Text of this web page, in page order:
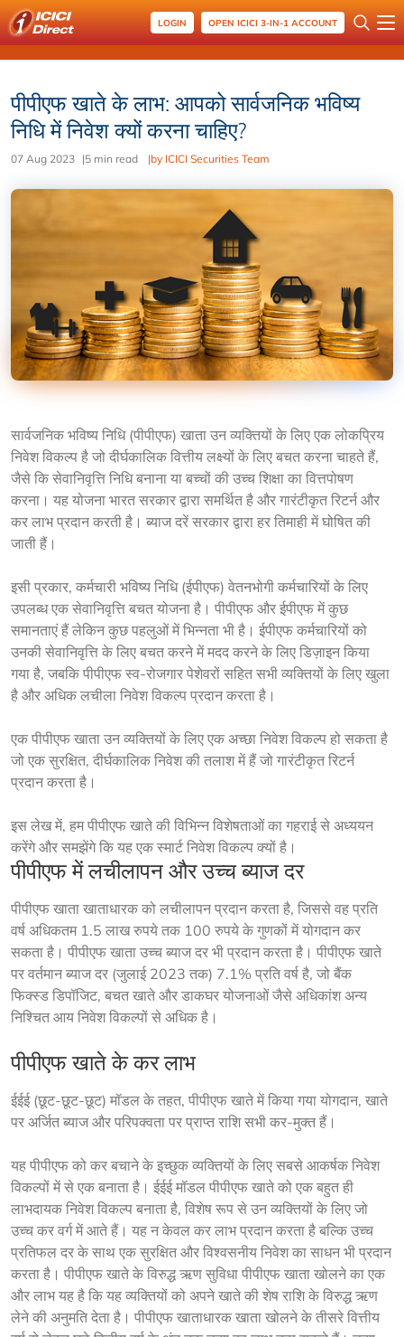
LOGIN OPEN ICICI 3-IN-1 ACCOUNT
पीपीएफ खाते के लाभ: आपको सार्वजनिक भविष्य
निधि में निवेश क्यों करना चाहिए?
07 Aug 2023 |5 min read |by ICICI Securities Team
सार्वजनिक भविष्य निधि (पीपीएफ) खाता उन व्यक्तियों के लिए एक लोकप्रिय
निवेश विकल्प है जो दीर्घकालिक वित्तीय लक्ष्यों के लिए बचत करना चाहते हैं,
जैसे कि सेवानिवृत्ति निधि बनाना या बच्चों की उच्च शिक्षा का वित्तपोषण
करना। यह योजना भारत सरकार द्वारा समर्थित है और गारंटीकृत रिटर्न और
कर लाभ प्रदान करती है। ब्याज दरें सरकार द्वारा हर तिमाही में घोषित की
जाती हैं।
इसी प्रकार, कर्मचारी भविष्य निधि (ईपीएफ) वेतनभोगी कर्मचारियों के लिए
उपलब्ध एक सेवानिवृत्ति बचत योजना है। पीपीएफ और ईपीएफ में कुछ
समानताएं हैं लेकिन कुछ पहलुओं में भिन्नता भी है। ईपीएफ कर्मचारियों को
उनकी सेवानिवृत्ति के लिए बचत करने में मदद करने के लिए डिज़ाइन किया
गया है, जबकि पीपीएफ स्व-रोजगार पेशेवरों सहित सभी व्यक्तियों के लिए खुला
है और अधिक लचीला निवेश विकल्प प्रदान करता है।
एक पीपीएफ खाता उन व्यक्तियों के लिए एक अच्छा निवेश विकल्प हो सकता है
जो एक सुरक्षित, दीर्घकालिक निवेश की तलाश में हैं जो गारंटीकृत रिटर्न
प्रदान करता है।
इस लेख में, हम पीपीएफ खाते की विभिन्न विशेषताओं का गहराई से अध्ययन
करेंगे और समझेंगे कि यह एक स्मार्ट निवेश विकल्प क्यों है।
पीपीएफ में लचीलापन और उच्च ब्याज दर
पीपीएफ खाता खाताधारक को लचीलापन प्रदान करता है, जिससे वह प्रति
वर्ष अधिकतम 1.5 लाख रुपये तक 100 रुपये के गुणकों में योगदान कर
सकता है। पीपीएफ खाता उच्च ब्याज दर भी प्रदान करता है। पीपीएफ खाते
पर वर्तमान ब्याज दर (जुलाई 2023 तक) 7.1% प्रति वर्ष है, जो बैंक
फिक्स्ड डिपॉजिट, बचत खाते और डाकघर योजनाओं जैसे अधिकांश अन्य
निश्चित आय निवेश विकल्पों से अधिक है।
पीपीएफ खाते के कर लाभ
ईईई (छूट-छूट-छूट) मॉडल के तहत, पीपीएफ खाते में किया गया योगदान, खाते
पर अर्जित ब्याज और परिपक्वता पर प्राप्त राशि सभी कर-मुक्त हैं।
यह पीपीएफ को कर बचाने के इच्छुक व्यक्तियों के लिए सबसे आकर्षक निवेश
विकल्पों में से एक बनाता है। ईईई मॉडल पीपीएफ खाते को एक बहुत ही
लाभदायक निवेश विकल्प बनाता है, विशेष रूप से उन व्यक्तियों के लिए जो
उच्च कर वर्ग में आते हैं। यह न केवल कर लाभ प्रदान करता है बल्कि उच्च
प्रतिफल दर के साथ एक सुरक्षित और विश्वसनीय निवेश का साधन भी प्रदान
करता है। पीपीएफ खाते के विरुद्ध ऋण सुविधा पीपीएफ खाता खोलने का एक
और लाभ यह है कि यह व्यक्तियों को अपने खाते की शेष राशि के विरुद्ध ऋण
लेने की अनुमति देता है। पीपीएफ खाताधारक खाता खोलने के तीसरे वित्तीय